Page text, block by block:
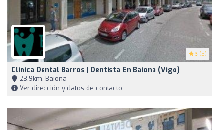
5 (5)
Clinica Dental Barros | Dentista En Baiona (Vigo)
23,9km, Baiona
Ver dirección y datos de contacto